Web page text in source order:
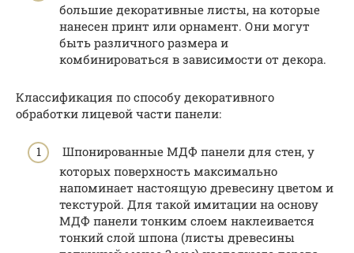
большие декоративные листы, на которые
нанесен принт или орнамент. Они могут
быть различного размера и
комбинироваться в зависимости от декора.
Классификация по способу декоративного
обработки лицевой части панели:
Шпонированные МДФ панели для стен, у
которых поверхность максимально
напоминает настоящую древесину цветом и
текстурой. Для такой имитации на основу
МДФ панели тонким слоем наклеивается
тонкий слой шпона (листы древесины